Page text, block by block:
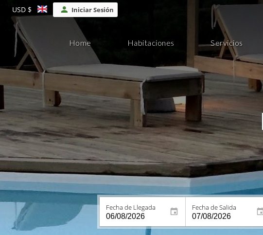
USD $ Iniciar Sesión
Home Habitaciones Servicios
Fecha de Llegada Fecha de Salida